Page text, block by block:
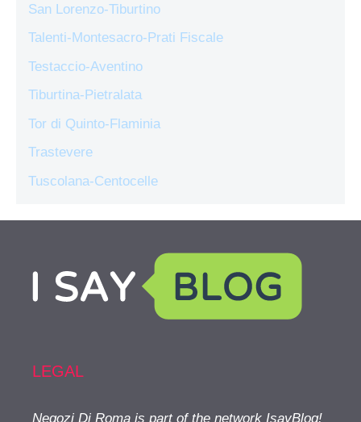
San Lorenzo-Tiburtino
Talenti-Montesacro-Prati Fiscale
Testaccio-Aventino
Tiburtina-Pietralata
Tor di Quinto-Flaminia
Trastevere
Tuscolana-Centocelle
LEGAL
Negozi Di Roma is part of the network IsayBlog!